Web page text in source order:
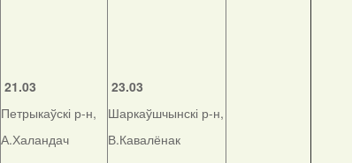
21.03
Петрыкаўскі р-н,
А.Халандач
23.03
Шаркаўшчынскі р-н,
В.Кавалёнак